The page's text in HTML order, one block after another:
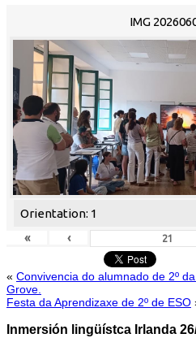
IMG
Orientation: 1
«
‹
« Convivencia do alumnado de 2º
Grove.
Festa da Aprendizaxe de 2º de ESO
Inmersión lingüístca Irlanda